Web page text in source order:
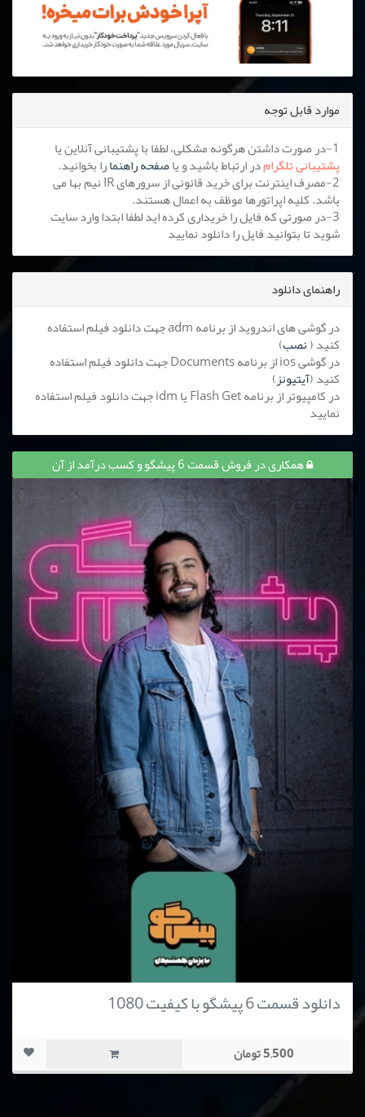
موارد قابل توجه
1-در صورت داشتن هرگونه مشکلی، لطفا با پشتیبانی آنلاین یا
پشتیبانی تلگرامدر ارتباط باشید و یاصفحه راهنمارا بخوانید.
2-مصرف اینترنت برای خرید قانونی از سرورهای IR نیم بها می
باشد. کلیه اپراتورها موظف به اعمال هستند.
3-در صورتی که فایل را خریداری کرده اید لطفا ابتدا وارد سایت
شوید تا بتوانید فایل را دانلود نمایید
راهنمای دانلود
در گوشی های اندروید از برنامه adm جهت دانلود فیلم استفاده
کنید (نصب)
در گوشی ios از برنامه Documents جهت دانلود فیلم استفاده
کنید (آیتیونز)
در کامپیوتر از برنامه Flash Get یا idm جهت دانلود فیلم استفاده
نمایید
همکاری در فروش قسمت 6 پیشگو و کسب درآمد از آن
دانلود قسمت 6 پیشگو با کیفیت 1080
5,500 تومان